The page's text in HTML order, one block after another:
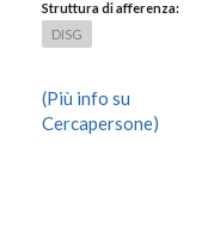
Struttura di afferenza:
DISG
(Più info su
Cercapersone)